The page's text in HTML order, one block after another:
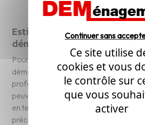
Estimation précise du temps
déménagement
Pour obtenir une estimation précise
déménagement, il est conseillé de
professionnels du secteur. Nos
peuvent effectuer une évaluation
en tenant compte de tous les facteurs
précédemment. Grâce à leur
Continuer sans
Ce site utilise
cookies et vous
le contrôle sur
que vous
activer